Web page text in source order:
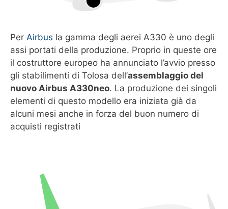
Per Airbus la gamma degli aerei A330 è uno degli
assi portati della produzione. Proprio in queste ore
il costruttore europeo ha annunciato l’avvio presso
gli stabilimenti di Tolosa dell’assemblaggio del
nuovo Airbus A330neo. La produzione dei singoli
elementi di questo modello era iniziata già da
alcuni mesi anche in forza del buon numero di
acquisti registrati